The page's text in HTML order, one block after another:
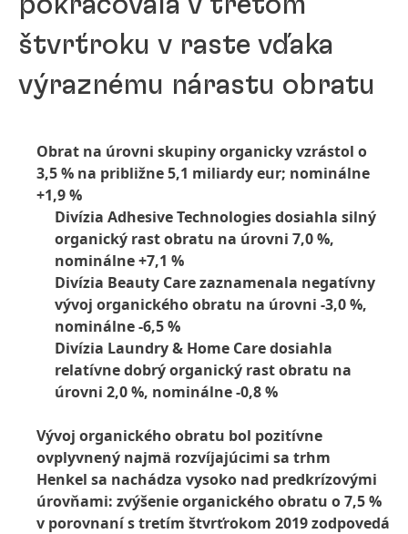
štvrťroku v raste vďaka
výraznému nárastu obratu
Obrat na úrovni skupiny organicky vzrástol o
3,5 % na približne 5,1 miliardy eur; nominálne
+1,9 %
Divízia Adhesive Technologies dosiahla silný
organický rast obratu na úrovni 7,0 %,
nominálne +7,1 %
Divízia Beauty Care zaznamenala negatívny
vývoj organického obratu na úrovni -3,0 %,
nominálne -6,5 %
Divízia Laundry & Home Care dosiahla
relatívne dobrý organický rast obratu na
úrovni 2,0 %, nominálne -0,8 %
Vývoj organického obratu bol pozitívne
ovplyvnený najmä rozvíjajúcimi sa trhm
Henkel sa nachádza vysoko nad predkrízovými
úrovňami: zvýšenie organického obratu o 7,5 %
v porovnaní s tretím štvrťrokom 2019 zodpovedá